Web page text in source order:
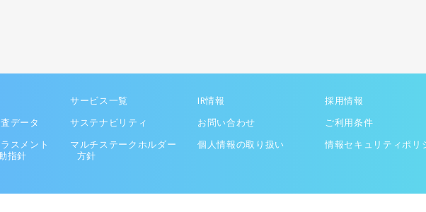
サービス一覧 IR情報 採用情報
データ サステナビリティ お問い合わせ ご利用条件
スメント
指針
マルチステークホルダー
方針
個人情報の取り扱い 情報セキュリティポリ